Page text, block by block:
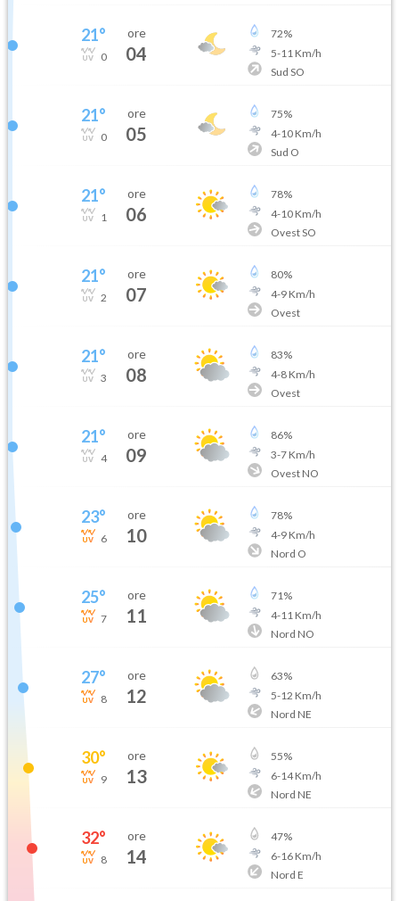
21°
0
ore
04
72%
5-11 Km/h
Sud SO
21°
0
ore
05
75%
4-10Km/h
Sud O
21°
1
ore
06
78%
4-10Km/h
Ovest SO
21°
2
ore
07
80%
4-9Km/h
Ovest
21°
3
ore
08
83%
4-8Km/h
Ovest
21°
4
ore
09
86%
3-7Km/h
Ovest NO
23°
6
ore
10
78%
4-9Km/h
Nord O
25°
7
ore
11
71%
4-11 Km/h
Nord NO
27°
8
ore
12
63%
5-12 Km/h
Nord NE
30°
9
ore
13
55%
6-14Km/h
Nord NE
32°
8
ore
14
47%
6-16Km/h
Nord E